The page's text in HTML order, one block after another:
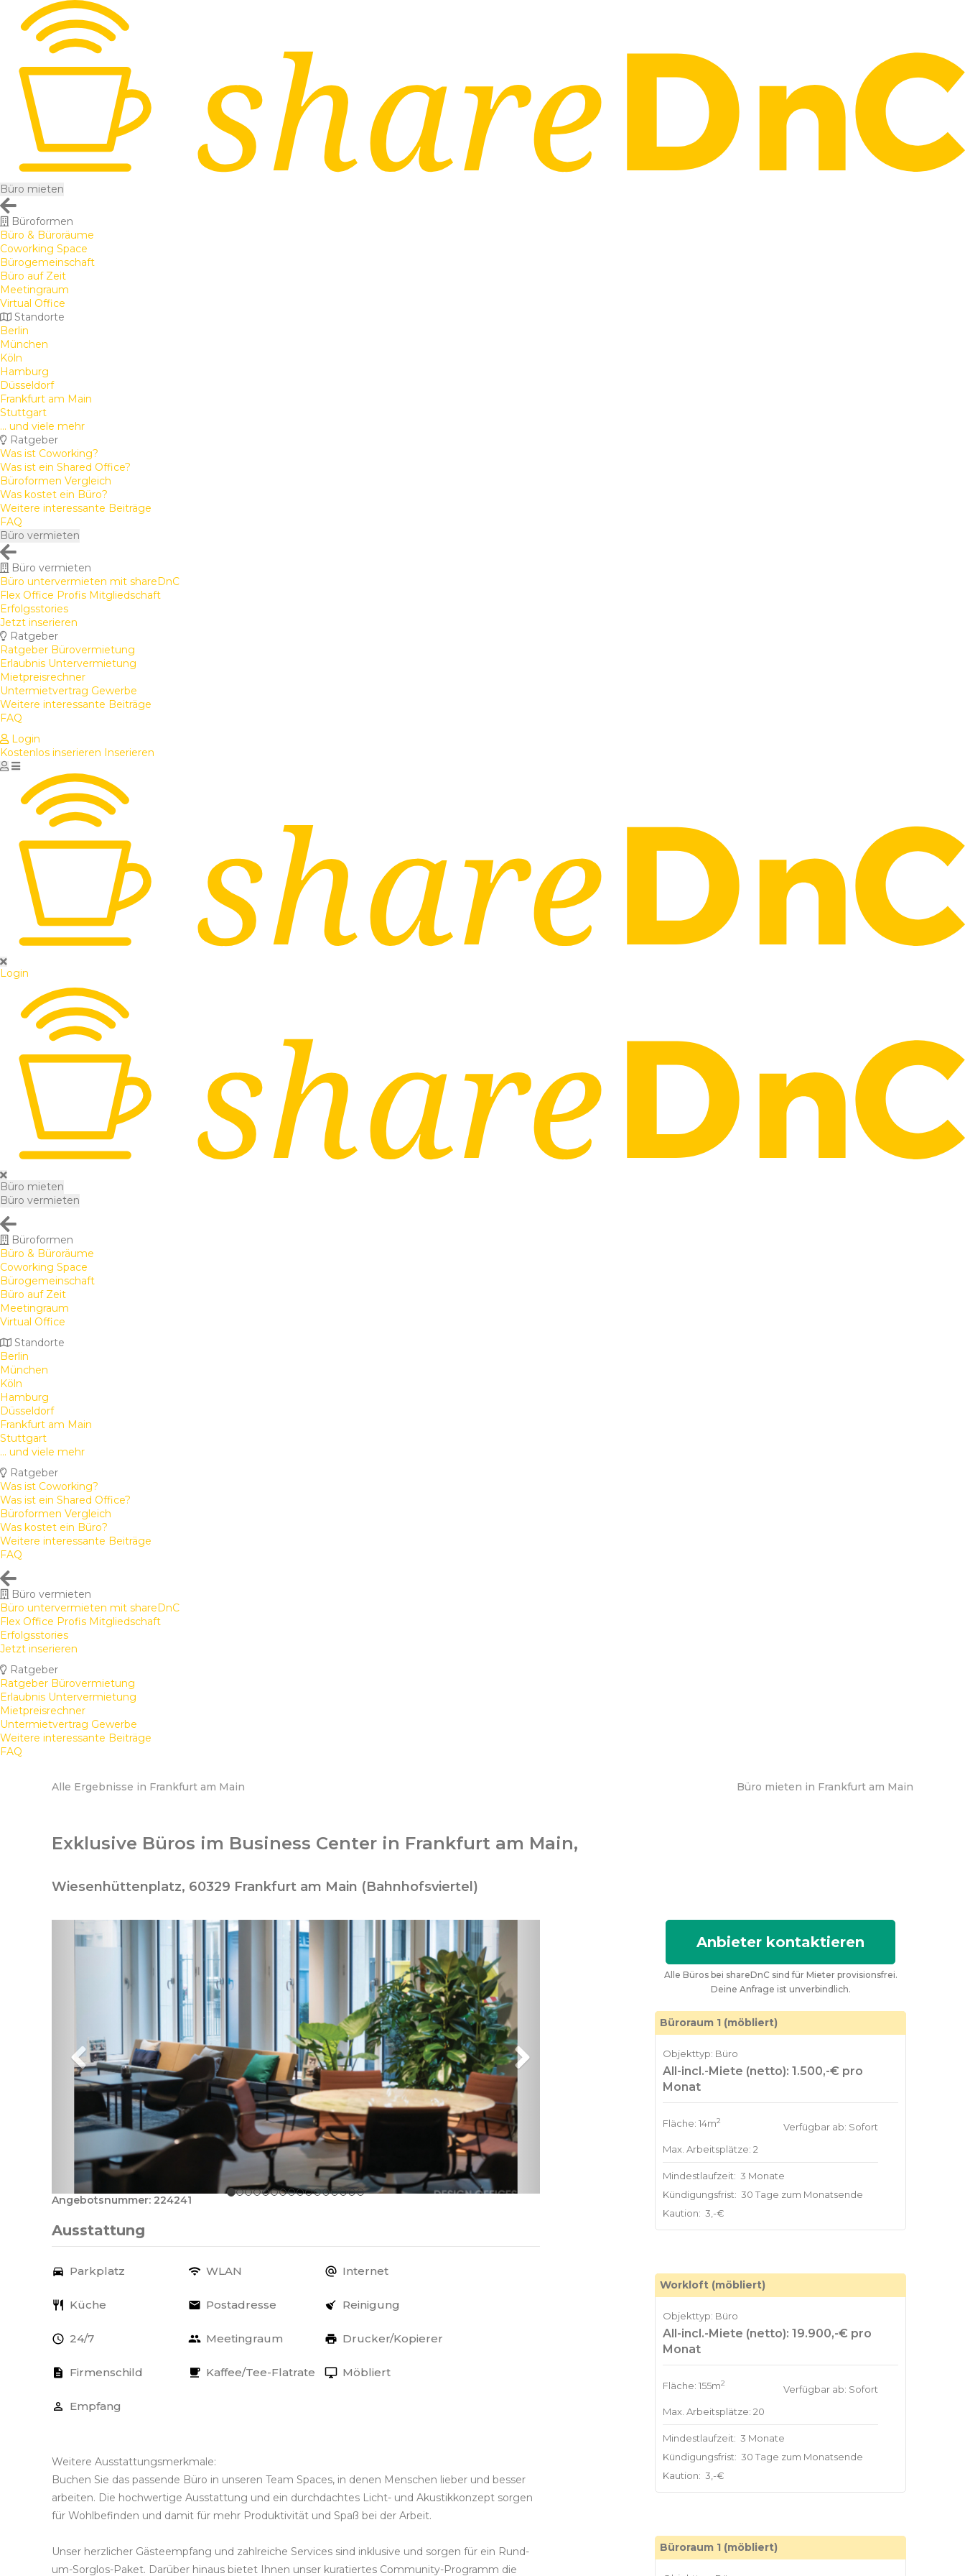
Büro mieten
Büroformen
Büro & Büroräume
Coworking Space
Bürogemeinschaft
Büro auf Zeit
Meetingraum
Virtual Office
Standorte
Berlin
München
Köln
Hamburg
Düsseldorf
Frankfurt am Main
Stuttgart
... und viele mehr
Ratgeber
Was ist Coworking?
Was ist ein Shared Office?
Büroformen Vergleich
Was kostet ein Büro?
Weitere interessante Beiträge
FAQ
Büro vermieten
Büro vermieten
Büro untervermieten mit shareDnC
Flex Office Profis Mitgliedschaft
Erfolgsstories
Jetzt inserieren
Ratgeber
Ratgeber Bürovermietung
Erlaubnis Untervermietung
Mietpreisrechner
Untermietvertrag Gewerbe
Weitere interessante Beiträge
FAQ
Login
Kostenlos inserieren Inserieren
Login
Büro mieten
Büro vermieten
Büroformen
Büro & Büroräume
Coworking Space
Bürogemeinschaft
Büro auf Zeit
Meetingraum
Virtual Office
Standorte
Berlin
München
Köln
Hamburg
Düsseldorf
Frankfurt am Main
Stuttgart
... und viele mehr
Ratgeber
Was ist Coworking?
Was ist ein Shared Office?
Büroformen Vergleich
Was kostet ein Büro?
Weitere interessante Beiträge
FAQ
Büro vermieten
Büro untervermieten mit shareDnC
Flex Office Profis Mitgliedschaft
Erfolgsstories
Jetzt inserieren
Ratgeber
Ratgeber Bürovermietung
Erlaubnis Untervermietung
Mietpreisrechner
Untermietvertrag Gewerbe
Weitere interessante Beiträge
FAQ
Alle Ergebnisse in Frankfurt am Main Büro mieten in Frankfurt am Main
Exklusive Büros im Business Center in Frankfurt am Main,
Wiesenhüttenplatz, 60329 Frankfurt am Main (Bahnhofsviertel)
Angebotsnummer: 224241
Ausstattung
Parkplatz WLAN Internet
Küche Postadresse Reinigung
24/7 Meetingraum Drucker/Kopierer
Firmenschild Kaffee/Tee-Flatrate Möbliert
Empfang
Weitere Ausstattungsmerkmale:
Buchen Sie das passende Büro in unseren Team Spaces, in denen Menschen lieber und besser
arbeiten. Die hochwertige Ausstattung und ein durchdachtes Licht- und Akustikkonzept sorgen
für Wohlbefinden und damit für mehr Produktivität und Spaß bei der Arbeit.
Unser herzlicher Gästeempfang und zahlreiche Services sind inklusive und sorgen für ein Rund-
um-Sorglos-Paket. Darüber hinaus bietet Ihnen unser kuratiertes Community-Programm die
Anbieter kontaktieren
Alle Büros bei shareDnC sind für Mieter provisionsfrei.
Deine Anfrage ist unverbindlich.
Büroraum 1 (möbliert)
Objekttyp: Büro
All-incl.-Miete (netto): 1.500,-€ pro
Monat
Fläche: 14m2
Max. Arbeitsplätze: 2
Verfügbar ab: Sofort
Mindestlaufzeit: 3 Monate
Kündigungsfrist: 30 Tage zum Monatsende
Kaution: 3,-€
Workloft (möbliert)
Objekttyp: Büro
All-incl.-Miete (netto): 19.900,-€ pro
Monat
Fläche: 155m2
Max. Arbeitsplätze: 20
Verfügbar ab: Sofort
Mindestlaufzeit: 3 Monate
Kündigungsfrist: 30 Tage zum Monatsende
Kaution: 3,-€
Büroraum 1 (möbliert)